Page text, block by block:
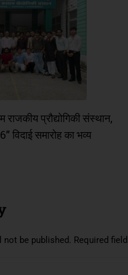
प्रौद्योगिकी संस्थान,
विदाई समारोह का भव्य
not be published. Required